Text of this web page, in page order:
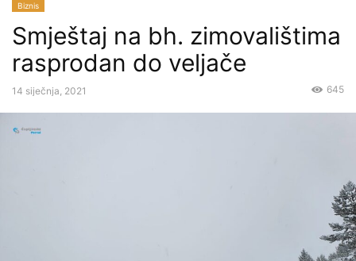
Biznis
Smještaj na bh. zimovalištima
rasprodan do veljače
14 siječnja, 2021 645